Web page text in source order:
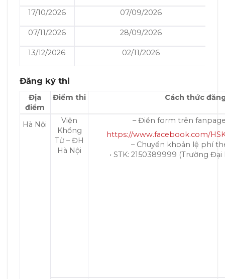
17/10/2026 07/09/2026
07/11/2026 28/09/2026
13/12/2026 02/11/2026
Đăng ký thi
Địa
điểm
Điểm thi Cách thức
Hà Nội
Viện
Khổng
Tử – ĐH
Hà Nội
– Điền form trên
https://www.facebook.com/
– Chuyển khoản lệ phí
• STK: 2150389999 (Trường Đại